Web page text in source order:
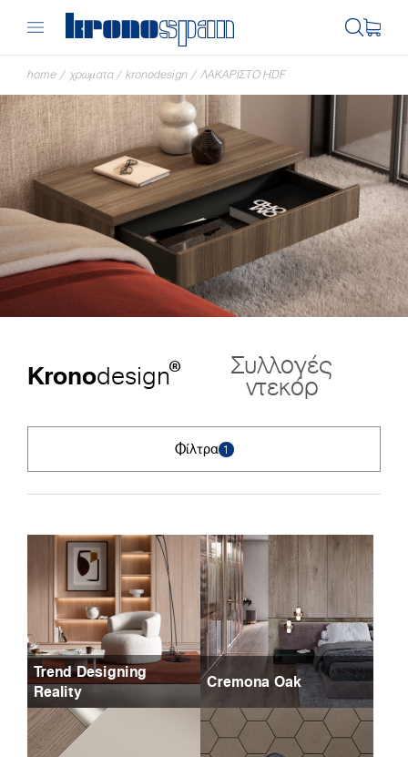
home / χρωματα/ kronodesign / ΛΑΚΑΡΙΣΤΌ HDF
Kronodesign® Συλλογές
ντεκόρ
Φίλτρα 1
Trend Designing
Reality
Cremona Oak